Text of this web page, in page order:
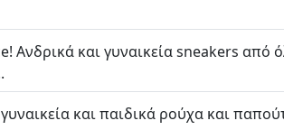
Ανδρικά και γυναικεία sneakers
και παιδικά ρούχα και